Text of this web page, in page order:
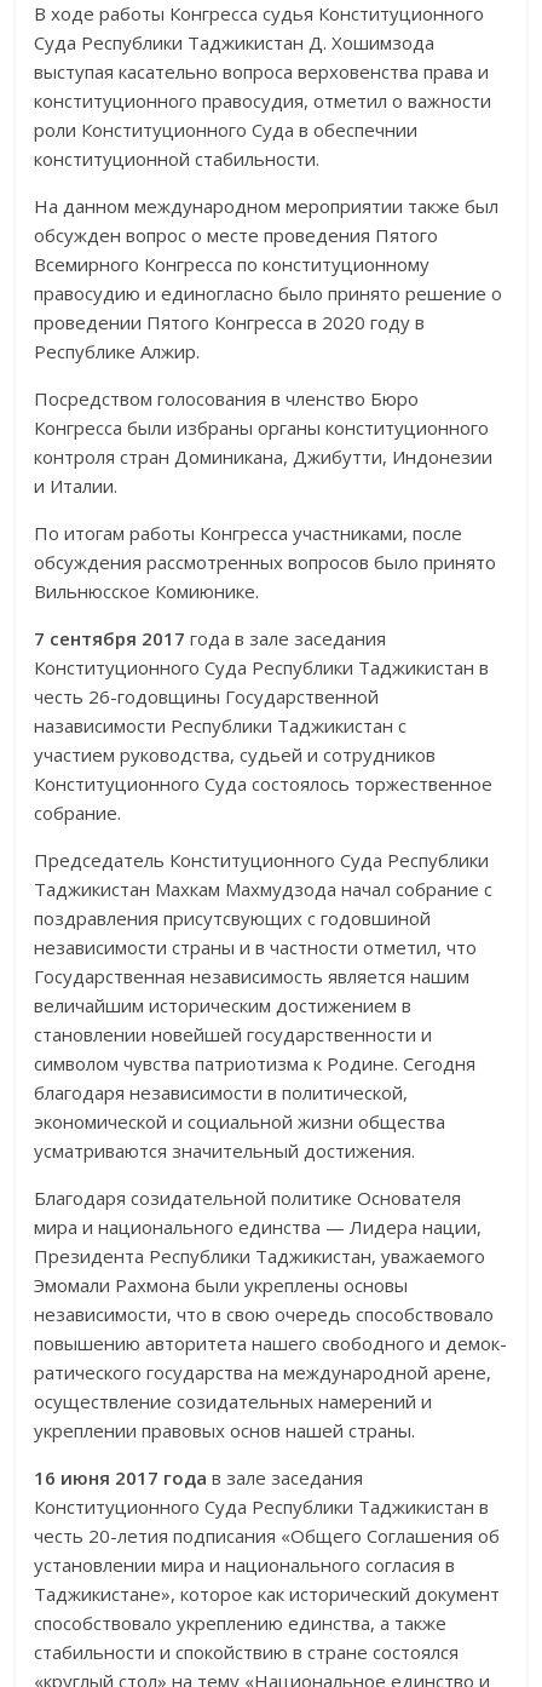
В ходе работы Конгресса судья Конституционного
Суда Республики Таджикистан Д. Хошимзода
выступая касательно вопроса верховенства права и
конституционного правосудия, отметил о важности
роли Консти­туционного Суда в обеспечнии
конституционной стабильности.
На данном международном мероприятии также был
обсужден вопрос о месте проведения Пятого
Всемирного Конгресса по конституционному
правосудию и единогласно было принято решение о
проведении Пятого Конгресса в 2020 году в
Республике Алжир.
Посредством голосования в членство Бюро
Конгресса были избраны органы конституционного
контроля стран Доминикана, Джибутти, Индо­не­зии
и Италии.
По итогам работы Конгресса участниками, после
обсуждения рассмот­рен­ных вопросов было принято
Вильнюсское Комиюнике.
7 сентября 2017 года в зале заседания
Конституционного Суда Респуб­лики Таджикистан в
честь 26-годовщины Государственной
назависимости Респуб­лики Таджикистан с
участием руководства, судьей и сотрудников
Конституционного Суда состоялось торжественное
собрание.
Председатель Конституционного Суда Республики
Таджикистан Махкам Махмудзода начал собрание с
поздравления присутсвующих с годовшиной
независимости страны и в частности отме­тил, что
Государ­ствен­ная независимость является нашим
величайшим историческим дости­же­нием в
становлении новейшей государственности и
символом чувства патриотизма к Родине. Сегодня
благодаря независимости в политической,
экономической и социальной жизни общества
усматриваются значитель­ный достижения.
Благодаря созидательной политике Основателя
мира и национального единства — Лидера нации,
Президента Республики Таджикистан, уважае­мого
Эмомали Рахмона были укреплены основы
независимости, что в свою очередь способствовало
повышению авто­ритета нашего свободного и демок­
рати­ческого государства на международной арене,
осуществление созида­тель­ных намерений и
укреплении правовых основ нашей страны.
16 июня 2017 года в зале заседания
Конституционного Суда Респуб­лики Таджикистан в
честь 20-летия подписания «Общего Согла­шения об
установлении мира и национального согласия в
Таджикистане», которое как исторический документ
способствовало укреплению единства, а также
стабильности и спокойствию в стране состоялся
«круглый стол» на тему «Национальное единство и